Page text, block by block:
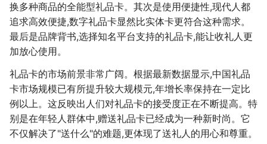
换多种商品的全能型礼品卡。其次是使用便捷性,现代人都
追求高效便捷,数字礼品卡显然比实体卡更符合这种需求。
最后是品牌背书,选择知名平台支持的礼品卡,能让收礼人更
加放心使用。
礼品卡的市场前景非常广阔。根据最新数据显示,中国礼品
卡市场规模已有所提升较大规模元,年增长率保持在一定比
例以上。这反映出人们对礼品卡的接受度正在不断提高。特
别是在年轻人群体中,赠送礼品卡已经成为一种新时尚。它
不仅解决了"送什么"的难题,更体现了送礼人的用心和尊重。